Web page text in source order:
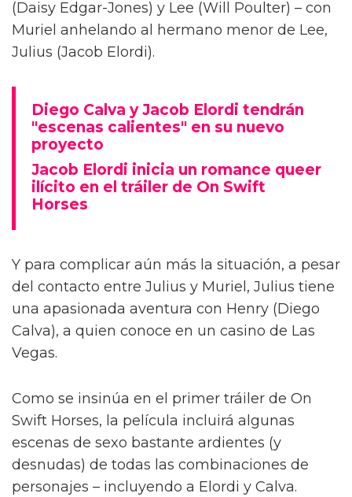
(Daisy Edgar-Jones) y Lee (Will Poulter) – con
Muriel anhelando al hermano menor de Lee,
Julius (Jacob Elordi).
Diego Calva y Jacob Elordi tendrán
"escenas calientes" en su nuevo
proyecto
Jacob Elordi inicia un romance queer
ilícito en el tráiler de On Swift
Horses
Y para complicar aún más la situación, a pesar
del contacto entre Julius y Muriel, Julius tiene
una apasionada aventura con Henry (Diego
Calva), a quien conoce en un casino de Las
Vegas.
Como se insinúa en el primer tráiler de On
Swift Horses, la película incluirá algunas
escenas de sexo bastante ardientes (y
desnudas) de todas las combinaciones de
personajes – incluyendo a Elordi y Calva.